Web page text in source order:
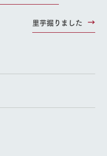
里芋掘りました